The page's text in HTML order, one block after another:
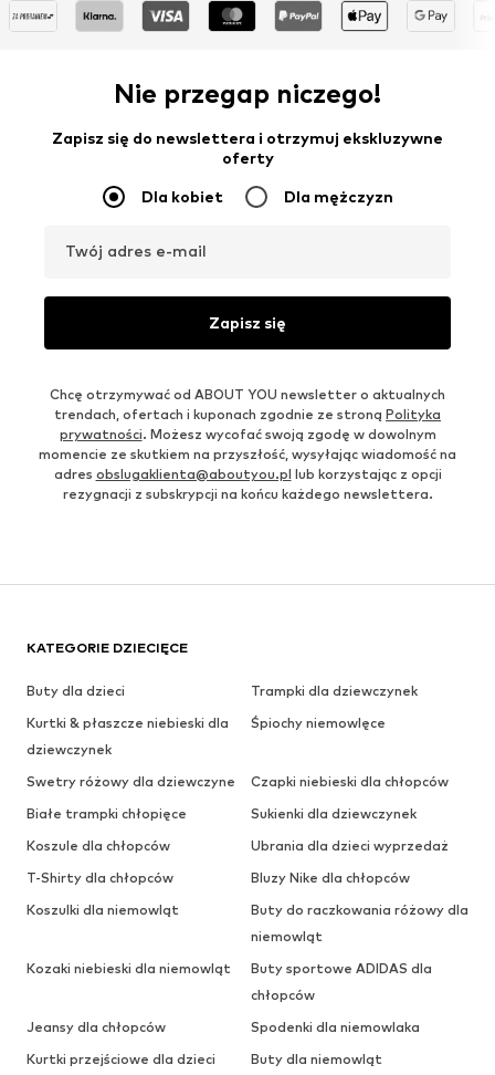
Nie przegap niczego!
Zapisz się do newslettera i otrzymuj ekskluzywne
oferty
Dla kobiet Dla mężczyzn
Twój adres e-mail
Zapisz się
Chcę otrzymywać od ABOUT YOU newsletter o aktualnych
trendach, ofertach i kuponach zgodnie ze stroną Polityka
prywatności. Możesz wycofać swoją zgodę w dowolnym
momencie ze skutkiem na przyszłość, wysyłając wiadomość na
adres obslugaklienta@aboutyou.pl lub korzystając z opcji
rezygnacji z subskrypcji na końcu każdego newslettera.
KATEGORIE DZIECIĘCE
Buty dla dzieci
Trampki dla dziewczynek
Kurtki & płaszcze niebieski dla
dziewczynek
Śpiochy niemowlęce
Swetry różowy dla dziewczyne
Czapki niebieski dla chłopców
Białe trampki chłopięce
Sukienki dla dziewczynek
Koszule dla chłopców
Ubrania dla dzieci wyprzedaż
T-Shirty dla chłopców
Bluzy Nike dla chłopców
Koszulki dla niemowląt
Buty do raczkowania różowy dla
niemowląt
Kozaki niebieski dla niemowląt
Buty sportowe ADIDAS dla
chłopców
Jeansy dla chłopców
Spodenki dla niemowlaka
Kurtki przejściowe dla dzieci
Buty dla niemowląt